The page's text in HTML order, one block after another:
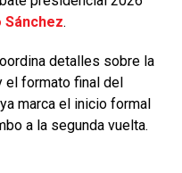
Sánchez.
detalles sobre la
el formato final del
marca el inicio formal
a la segunda vuelta.